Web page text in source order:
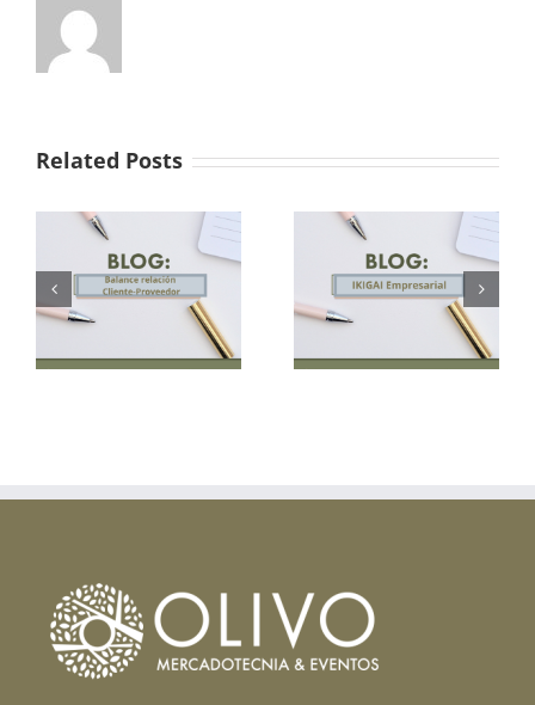
Related Posts
IKIGAI
Empresarial
Relaciones
Comerciales